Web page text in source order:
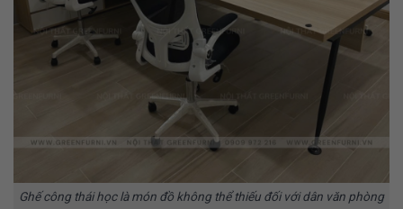
Ghế công thái học là món đồ không thể thiếu đối với dân văn phòng